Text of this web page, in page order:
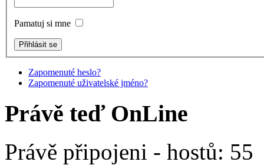
Pamatuj si mne
Zapomenuté heslo?
Zapomenuté uživatelské jméno?
Právě teď OnLine
Právě připojeni - hostů: 55